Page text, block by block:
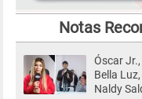
Notas
Óscar
Bella
Naldy